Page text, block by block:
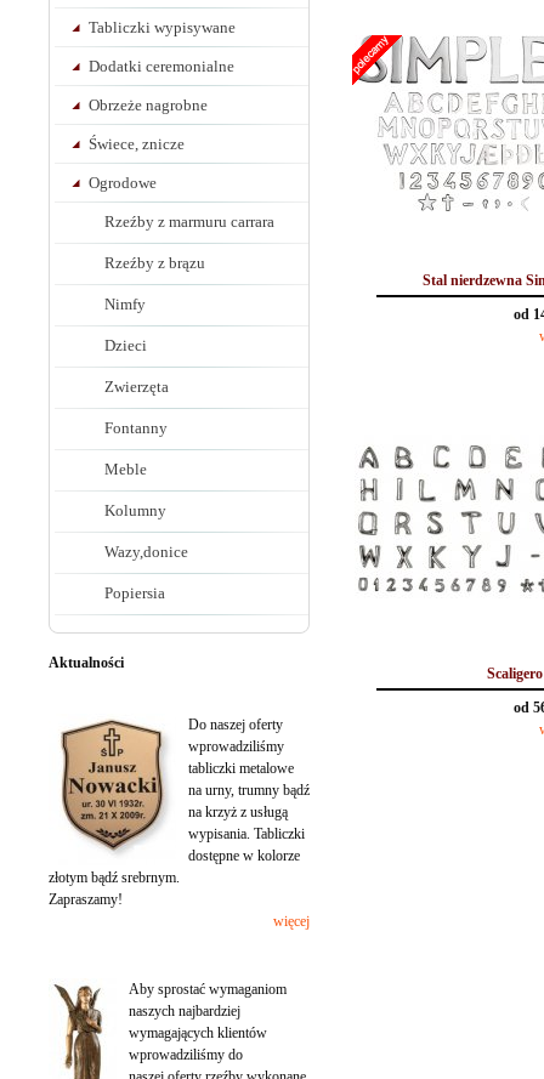
Tabliczki wypisywane
Dodatki ceremonialne
Obrzeże nagrobne
Świece, znicze
Ogrodowe
Rzeźby z marmuru carrara
Rzeźby z brązu
Nimfy
Dzieci
Zwierzęta
Fontanny
Meble
Kolumny
Wazy,donice
Popiersia
Aktualności
Do naszej oferty
wprowadziliśmy
tabliczki metalowe
na urny, trumny bądź
na krzyż z usługą
wypisania. Tabliczki
dostępne w kolorze
złotym bądź srebrnym.
Zapraszamy!
więcej
Aby sprostać wymaganiom
naszych najbardziej
wymagających klientów
wprowadziliśmy do
Stal nierdzewna
od
od